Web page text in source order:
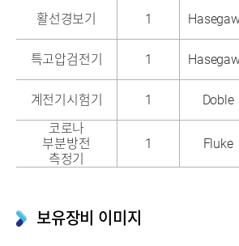
활선경보기 1
특고압검전기 1
계전기시험기 1 Doble
코로나
부분방전
측정기
1 Fluke
보유장비 이미지